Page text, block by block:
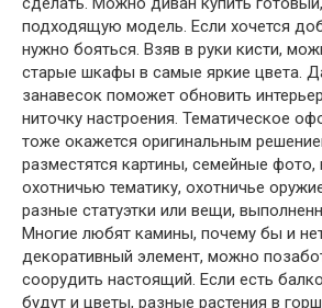
подходящую модель. Если хочется
нужно бояться. Взяв в руки кисти,
старые шкафы в самые яркие цвета.
занавесок поможет обновить
ниточку настроения. Тематическое
тоже окажется оригинальным
разместятся картины, семейные
охотничью тематику, охотничье
разные статуэтки или вещи,
Многие любят камины, почему бы и
декоративный элемент, можно
соорудить настоящий. Если есть
будут и цветы, разные растения в